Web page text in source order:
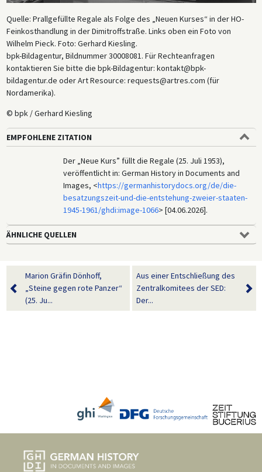
Quelle: Prallgefüllte Regale als Folge des „Neuen Kurses“ in der HO-
Feinkosthandlung in der Dimitroffstraße. Links oben ein Foto von
Wilhelm Pieck. Foto: Gerhard Kiesling.
bpk-Bildagentur, Bildnummer 30008081. Für Rechteanfragen
kontaktieren Sie bitte die bpk-Bildagentur: kontakt@bpk-
bildagentur.de oder Art Resource: requests@artres.com (für
Nordamerika).
© bpk / Gerhard Kiesling
EMPFOHLENE ZITATION
Der „Neue Kurs” füllt die Regale (25. Juli 1953),
veröffentlicht in: German History in Documents and
Images, <https://germanhistorydocs.org/de/die-
besatzungszeit-und-die-entstehung-zweier-staaten-
1945-1961/ghdi:image-1066> [04.06.2026].
ÄHNLICHE QUELLEN
Marion Gräfin Dönhoff,
„Steine gegen rote Panzer“
(25. Ju...
Aus einer Entschließung des
Zentralkomitees der SED:
Der...